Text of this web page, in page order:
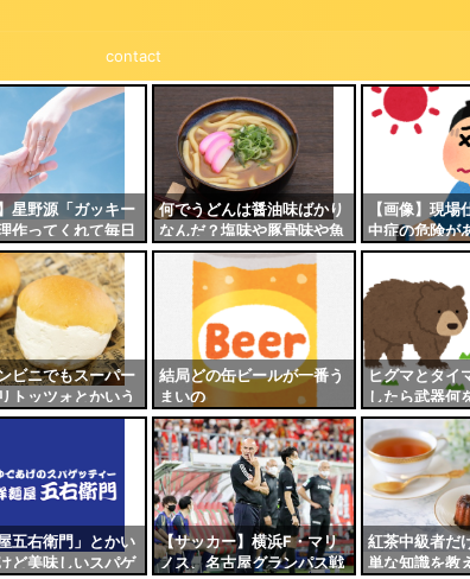
contact
星野源「ガッキー
作ってくれて毎日
」
何でうどんは醤油味ばかり
なんだ？塩味や豚骨味や魚
介味や坦々味が有ってもい
いのに
【画像】現
中症の危険が
これだよなｗ
ビニでもスーパー
トッツォとかいう
丸出しのクリーム
結局どの缶ビールが一番う
まいの
ヒグマとタイ
したら武器何
ｗｗ
五右衛門」とかい
ど美味しいスパゲ
【サッカー】横浜F・マリ
ノス、名古屋グランパス戦
紅茶中級者だ
単な知識を教